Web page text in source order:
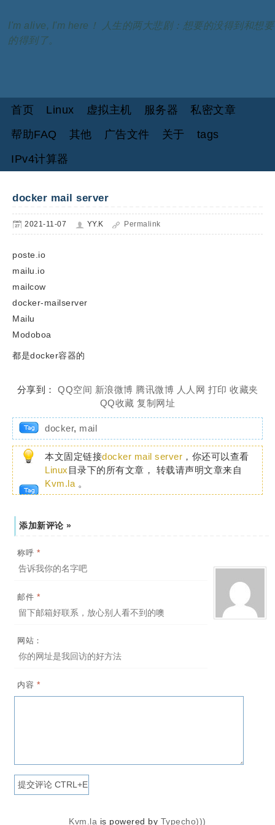
I'm alive, I'm here！ 人生的两大悲剧：想要的没得到和想要
的得到了。
首页 Linux 虚拟主机 服务器
私密文章
帮助FAQ
其他 广告文件 关于
tags
IPv4计算器
docker mail server
2021-11-07 YY.K Permalink
poste.io
mailu.io
mailcow
docker-mailserver
Mailu
Modoboa
都是docker容器的
分享到： QQ空间 新浪微博 腾讯微博 人人网 打印 收藏夹
QQ收藏 复制网址
docker, mail
本文固定链接docker mail server ，你还可以查看
Linux 目录下的所有文章， 转载请声明文章来自
Kvm.la 。
添加新评论 »
称呼 *
邮件 *
网站：
内容 *
Kvm.la is powered by Typecho)))